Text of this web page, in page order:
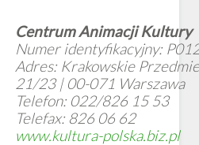
Centrum Animacji Kultury
Numer identyfikacyjny:
Adres: Krakowskie
21/23 | 00-071 Warszawa
Telefon: 022/826 15 53
Telefax: 826 06 62
www.kultura-polska.biz.pl